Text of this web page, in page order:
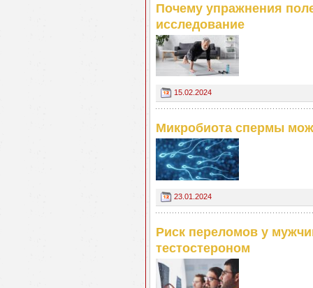
Почему упражнения
исследование
15.02.2024
Микробиота спермы
23.01.2024
Риск переломов у
тестостероном